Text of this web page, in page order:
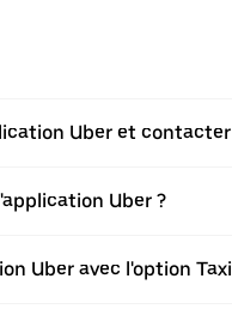
Uber et
Uber ?
Uber avec l'option